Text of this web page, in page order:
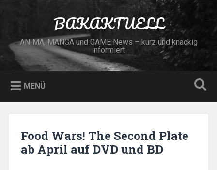
BAKAKTUELL
ANIMA, MANGA und GAME News – kurz und knackig
informiert
MENÜ
Food Wars! The Second Plate
ab April auf DVD und BD